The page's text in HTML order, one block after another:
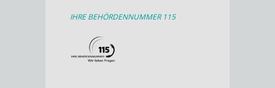
IHRE BEHÖRDENNUMMER 115